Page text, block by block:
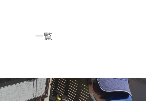
一覧